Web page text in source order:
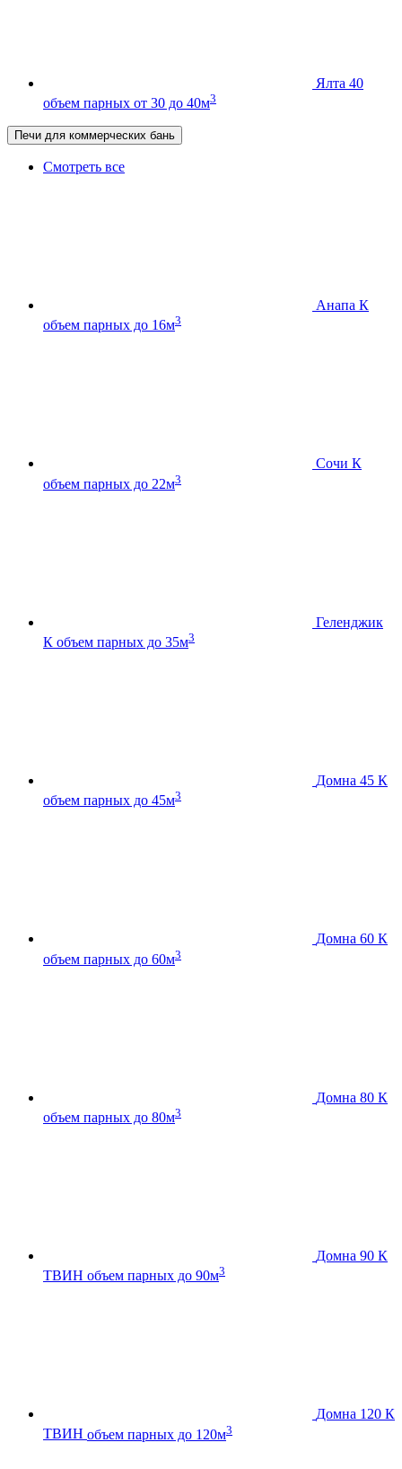
Ялта 40
объем парных от 30 до 40м3
Печи для коммерческих бань
Смотреть все
Анапа К
объем парных до 16м3
Сочи К
объем парных до 22м3
Геленджик
К объем парных до 35м3
Домна 45 К
объем парных до 45м3
Домна 60 К
объем парных до 60м3
Домна 80 К
объем парных до 80м3
Домна 90 К
ТВИН объем парных до 90м3
Домна 120 К
ТВИН объем парных до 120м3